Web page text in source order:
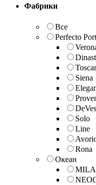
Фабрики
Все
Perfecto
Siena
Solo
Line
Rona
Океан